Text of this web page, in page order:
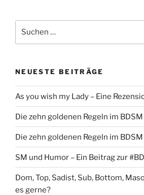
nach:
NEUESTE BEITRÄGE
As you wish my Lady – Eine
Die zehn goldenen Regeln im
Die zehn goldenen Regeln im
SM und Humor – Ein Beitrag zur
Dom, Top, Sadist, Sub, Bottom,
es gerne?